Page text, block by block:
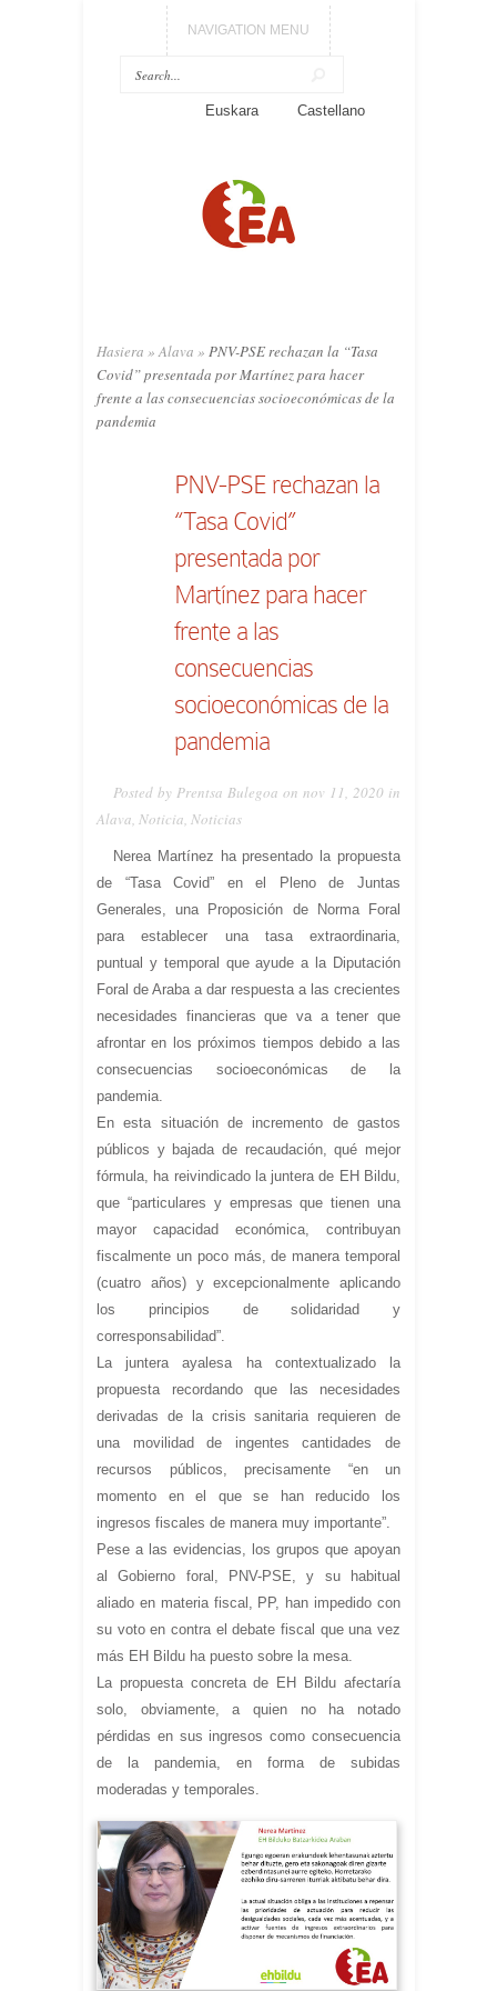
NAVIGATION MENU
Euskara Castellano
Hasiera » Alava » PNV-PSE rechazan la “Tasa
Covid” presentada por Martínez para hacer
frente a las consecuencias socioeconómicas de la
pandemia
PNV-PSE rechazan la
“Tasa Covid”
presentada por
Martínez para hacer
frente a las
consecuencias
socioeconómicas de la
pandemia
Posted by Prentsa Bulegoa on nov 11, 2020 in
Alava Noticia Noticias
Nerea Martínez ha presentado la propuesta
de “Tasa Covid” en el Pleno de Juntas
Generales, una Proposición de Norma Foral
para establecer una tasa extraordinaria,
puntual y temporal que ayude a la Diputación
Foral de Araba a dar respuesta a las crecientes
necesidades financieras que va a tener que
afrontar en los próximos tiempos debido a las
consecuencias socioeconómicas de la
pandemia.
En esta situación de incremento de gastos
públicos y bajada de recaudación, qué mejor
fórmula, ha reivindicado la juntera de EH Bildu,
que “particulares y empresas que tienen una
mayor capacidad económica, contribuyan
fiscalmente un poco más, de manera temporal
(cuatro años) y excepcionalmente aplicando
los principios de solidaridad y
corresponsabilidad”.
La juntera ayalesa ha contextualizado la
propuesta recordando que las necesidades
derivadas de la crisis sanitaria requieren de
una movilidad de ingentes cantidades de
recursos públicos, precisamente “en un
momento en el que se han reducido los
ingresos fiscales de manera muy importante”.
Pese a las evidencias, los grupos que apoyan
al Gobierno foral, PNV-PSE, y su habitual
aliado en materia fiscal, PP, han impedido con
su voto en contra el debate fiscal que una vez
más EH Bildu ha puesto sobre la mesa.
La propuesta concreta de EH Bildu afectaría
solo, obviamente, a quien no ha notado
pérdidas en sus ingresos como consecuencia
de la pandemia, en forma de subidas
moderadas y temporales.